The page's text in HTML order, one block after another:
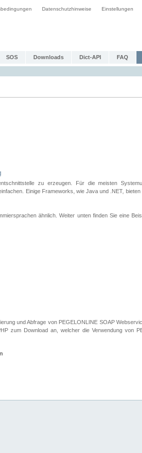
Datenschutzhinweise Einstellungen
SOS Downloads Dict-API FAQ
zu erzeugen. Für die meisten
Einige Frameworks, wie Java und .NET,
ähnlich. Weiter unten finden Sie eine
und Abfrage von PEGELONLINE SOAP
zum Download an, welcher die Verwendung von